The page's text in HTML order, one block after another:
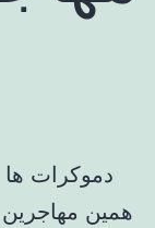
دموکرات ها
همین